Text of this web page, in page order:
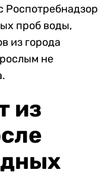
Роспотребнадзор
проб воды,
из города
не
из